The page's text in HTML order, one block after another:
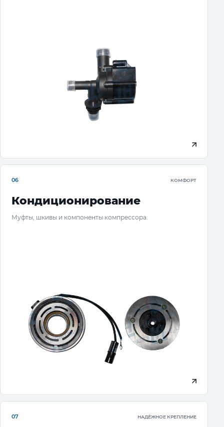
06 КОМФОРТ
Кондиционирование
Муфты, шкивы и компоненты компрессора.
07 НАДЁЖНОЕ КРЕПЛЕНИЕ